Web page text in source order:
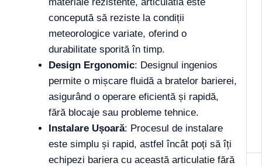
concepută să reziste la condiții
meteorologice variate, oferind o
durabilitate sporită în timp.
Design Ergonomic: Designul ingenios
permite o mișcare fluidă a bratelor barierei,
asigurând o operare eficientă și rapidă,
fără blocaje sau probleme tehnice.
Instalare Ușoară: Procesul de instalare
este simplu și rapid, astfel încât poți să îți
echipezi bariera cu această articulatie fără